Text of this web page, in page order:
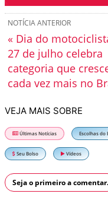
NOTÍCIA ANTERIOR
« Dia do
27 de julho celebra
categoria que
cada vez mais no
VEJA MAIS SOBRE
Últimas Notícias Escolhas do
Seu Bolso Vídeos
Seja o primeiro a comentar.